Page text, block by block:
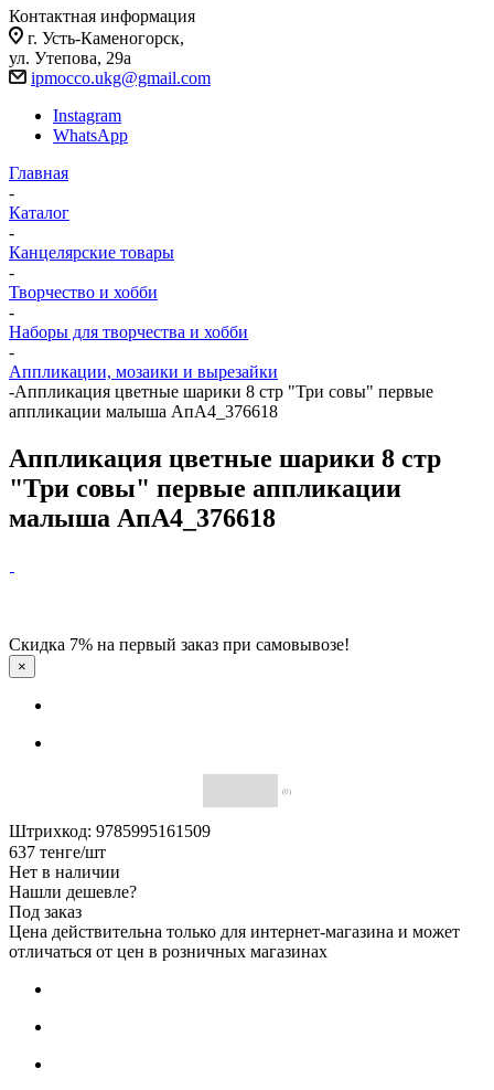
Контактная информация
г. Усть-Каменогорск,
ул. Утепова, 29а
ipmocco.ukg@gmail.com
Instagram
WhatsApp
Главная
-
Каталог
-
Канцелярские товары
-
Творчество и хобби
-
Наборы для творчества и хобби
-
Аппликации, мозаики и вырезайки
-Аппликация цветные шарики 8 стр "Три совы" первые
аппликации малыша АпА4_376618
Аппликация цветные шарики 8 стр
"Три совы" первые аппликации
малыша АпА4_376618
Скидка 7% на первый заказ при самовывозе!
×
(0)
Штрихкод: 9785995161509
637 тенге/шт
Нет в наличии
Нашли дешевле?
Под заказ
Цена действительна только для интернет-магазина и может
отличаться от цен в розничных магазинах